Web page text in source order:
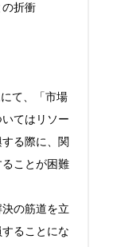
の折衝
て、「市場
てはリソー
る際に、関
ことが困難
の筋道を立
ることにな